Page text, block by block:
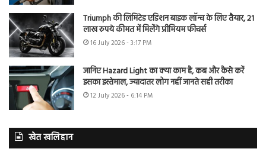
Triumph की लिमिटेड एडिशन बाइक लॉन्च के लिए तैयार, 21
लाख रुपये कीमत में मिलेंगे प्रीमियम फीचर्स
16 July 2026 - 3:17 PM
जानिए Hazard Light का क्या काम है, कब और कैसे करें
इसका इस्तेमाल, ज्यादातर लोग नहीं जानते सही तरीका
12 July 2026 - 6:14 PM
खेत खलिहान